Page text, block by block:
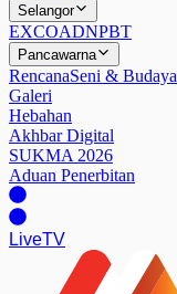
Selangor
EXCOADNPBT
Pancawarna
RencanaSeni & Budaya
Galeri
Hebahan
Akhbar Digital
SUKMA 2026
Aduan Penerbitan
LiveTV